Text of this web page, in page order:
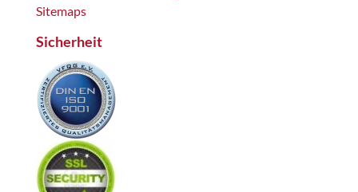
Sitemaps
Sicherheit